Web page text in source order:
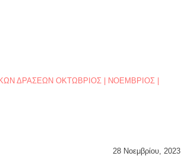
ΔΡΑΣΕΩΝ ΟΚΤΩΒΡΙΟΣ | ΝΟΕΜΒΡΙΟΣ |
28 Νοεμβρίου, 2023